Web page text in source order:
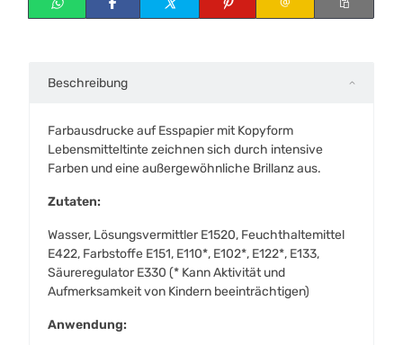
Beschreibung
Farbausdrucke auf Esspapier mit Kopyform
Lebensmitteltinte zeichnen sich durch intensive
Farben und eine außergewöhnliche Brillanz aus.
Zutaten:
Wasser, Lösungsvermittler E1520, Feuchthaltemittel
E422, Farbstoffe E151, E110*, E102*, E122*, E133,
Säureregulator E330 (* Kann Aktivität und
Aufmerksamkeit von Kindern beeinträchtigen)
Anwendung: